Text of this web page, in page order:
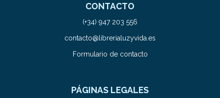
CONTACTO
(+34) 947 203 556
contacto@librerialuzyvida.es
Formulario de contacto
PÁGINAS LEGALES